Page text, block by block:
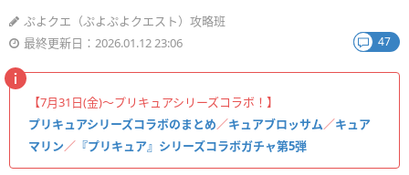
ぷよクエ（ぷよぷよクエスト）攻略班
最終更新日：2026.01.12 23:06
47
【7月31日(金)〜プリキュアシリーズコラボ！】
プリキュアシリーズコラボのまとめ／キュアブロッサム／キュア
マリン／ 『プリキュア』シリーズコラボガチャ第5弾